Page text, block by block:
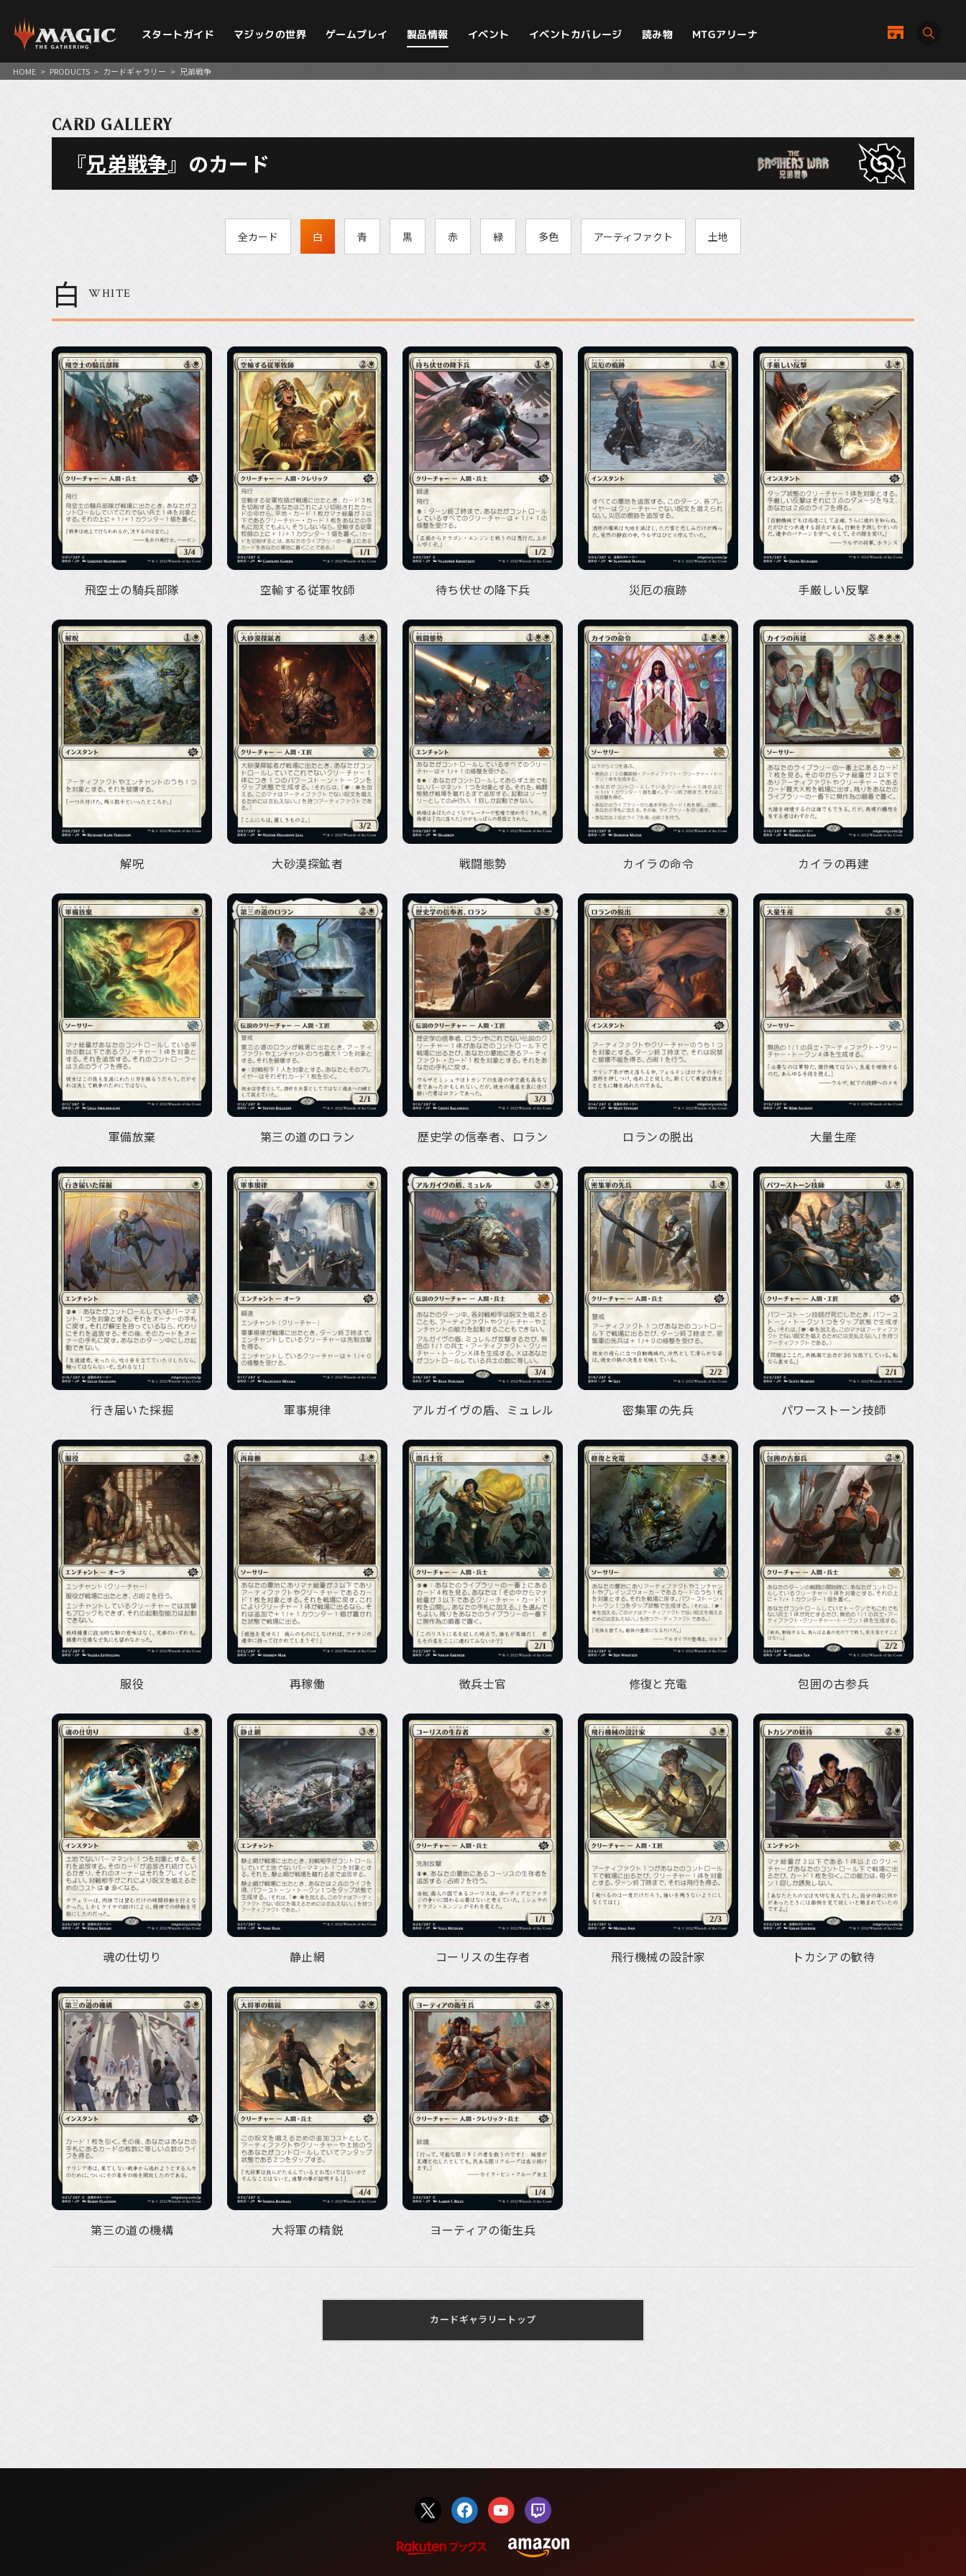
スタートガイド マジックの世界 ゲームプレイ 製品情報 イベント イベントカバレージ 読み物 MTGアリーナ
HOME > PRODUCTS > カードギャラリー > 兄弟戦争
CARD GALLERY
『兄弟戦争』のカード
全カード 白 青 黒 赤 緑 多色 アーティファクト 土地
白 WHITE
飛空士の騎兵部隊 空輸する従軍牧師 待ち伏せの降下兵 災厄の痕跡 手厳しい反撃
解呪 大砂漠探鉱者 戦闘態勢 カイラの命令 カイラの再建
軍備放棄 第三の道のロラン 歴史学の信奉者、ロラン ロランの脱出 大量生産
行き届いた採掘 軍事規律 アルガイヴの盾、ミュレル 密集軍の先兵 パワーストーン技師
服役 再稼働 徴兵士官 修復と充電 包囲の古参兵
魂の仕切り 静止網 コーリスの生存者 飛行機械の設計家 トカシアの歓待
第三の道の機構 大将軍の精鋭 ヨーティアの衛生兵
カードギャラリートップ